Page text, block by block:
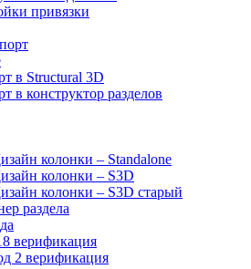
привязки
в Structural 3D
в конструктор разделов
колонки – Standalone
колонки – S3D
колонки – S3D старый
раздела
верификация
2 верификация